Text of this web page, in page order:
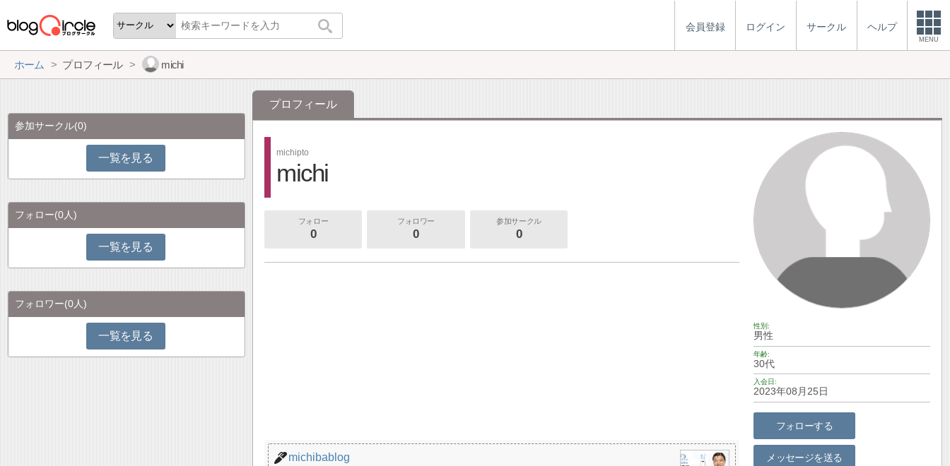
会員登録 ログイン サークル ヘルプ
MENU
ホーム プロフィール michi
プロフィール
michipto
michi
フォロー
0
フォロワー
0
参加サークル
0
性別
男性
年齢
30代
入会日
2023年08月25日
フォローする
メッセージを送る
michibablog
参加サークル(0)
一覧を見る
フォロー(0人)
一覧を見る
フォロワー(0人)
一覧を見る